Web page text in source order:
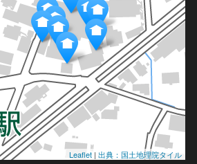
Leaflet | 出典：国土地理院タイル